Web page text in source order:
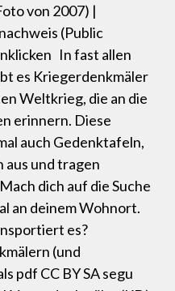
von 2007) |
(Public
In fast allen
es Kriegerdenkmäler
Weltkrieg, die an die
erinnern. Diese
auch Gedenktafeln,
aus und tragen
dich auf die Suche
an deinem Wohnort.
es?
(und
pdf CC BY SA segu